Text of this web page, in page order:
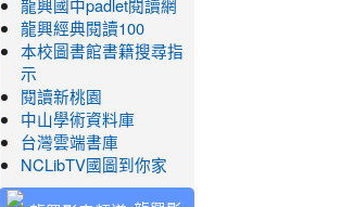
龍興國中padlet閱讀網
龍興經典閱讀100
本校圖書館書籍搜尋指
示
閱讀新桃園
中山學術資料庫
台灣雲端書庫
NCLibTV國圖到你家